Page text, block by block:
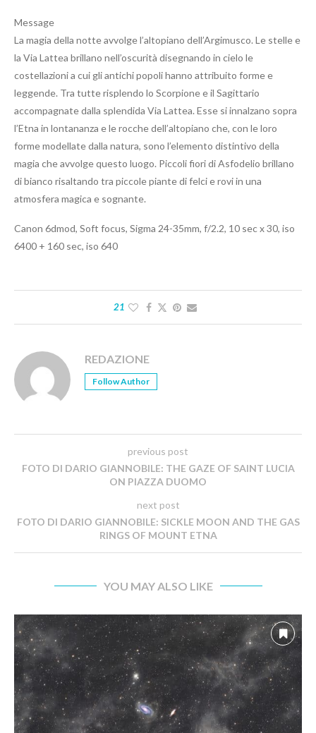
Message
La magia della notte avvolge l’altopiano dell’Argimusco. Le stelle e
la Via Lattea brillano nell’oscurità disegnando in cielo le
costellazioni a cui gli antichi popoli hanno attribuito forme e
leggende. Tra tutte risplendo lo Scorpione e il Sagittario
accompagnate dalla splendida Via Lattea. Esse si innalzano sopra
l’Etna in lontananza e le rocche dell’altopiano che, con le loro
forme modellate dalla natura, sono l’elemento distintivo della
magia che avvolge questo luogo. Piccoli fiori di Asfodelio brillano
di bianco risaltando tra piccole piante di felci e rovi in una
atmosfera magica e sognante.
Canon 6dmod, Soft focus, Sigma 24-35mm, f/2.2, 10 sec x 30, iso
6400 + 160 sec, iso 640
21
REDAZIONE
Follow Author
previous post
FOTO DI DARIO GIANNOBILE: THE GAZE OF SAINT LUCIA
ON PIAZZA DUOMO
next post
FOTO DI DARIO GIANNOBILE: SICKLE MOON AND THE GAS
RINGS OF MOUNT ETNA
YOU MAY ALSO LIKE